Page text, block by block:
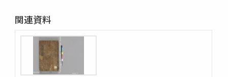
龍飛御天歌
大東詩選 12巻
漢陰先生文稿 12巻
錦南先生集 5巻
潜谷先生遺稿 14巻
関連資料